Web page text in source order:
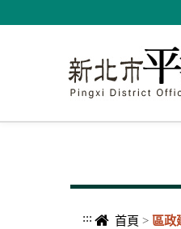
::: 首頁 > 區政